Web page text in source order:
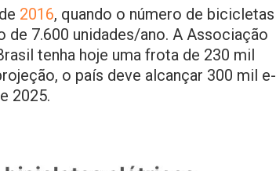
2016, quando o número de bicicletas
7.600 unidades/ano. A Associação
tenha hoje uma frota de 230 mil
o país deve alcançar 300 mil e-
2025.